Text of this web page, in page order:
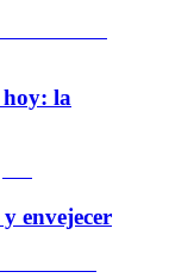
hoy: la
envejecer